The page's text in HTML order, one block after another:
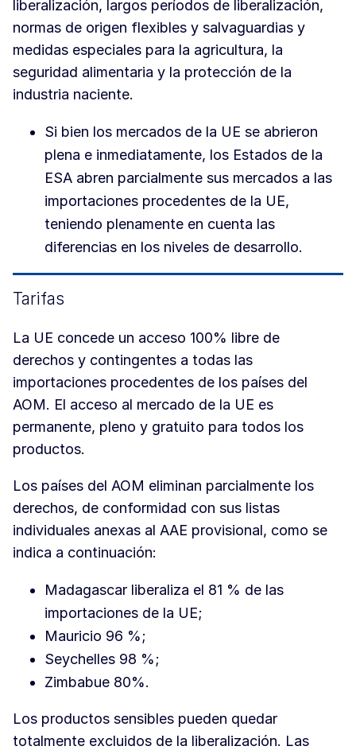
liberalización, largos períodos de liberalización,
normas de origen flexibles y salvaguardias y
medidas especiales para la agricultura, la
seguridad alimentaria y la protección de la
industria naciente.
Si bien los mercados de la UE se abrieron
plena e inmediatamente, los Estados de la
ESA abren parcialmente sus mercados a las
importaciones procedentes de la UE,
teniendo plenamente en cuenta las
diferencias en los niveles de desarrollo.
Tarifas
La UE concede un acceso 100% libre de
derechos y contingentes a todas las
importaciones procedentes de los países del
AOM. El acceso al mercado de la UE es
permanente, pleno y gratuito para todos los
productos.
Los países del AOM eliminan parcialmente los
derechos, de conformidad con sus listas
individuales anexas al AAE provisional, como se
indica a continuación:
Madagascar liberaliza el 81 % de las
importaciones de la UE;
Mauricio 96 %;
Seychelles 98 %;
Zimbabue 80%.
Los productos sensibles pueden quedar
totalmente excluidos de la liberalización. Las